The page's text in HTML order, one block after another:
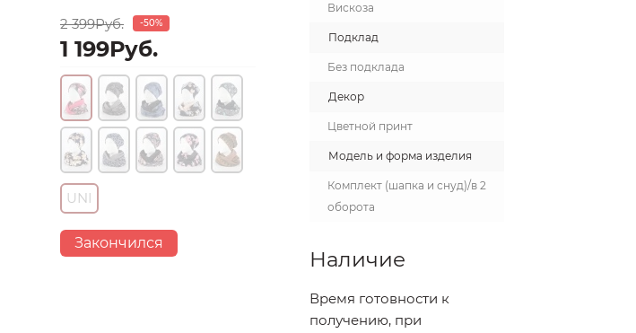
2 399Руб. -50%
1 199Руб.
UNI
Закончился
Вискоза
Подклад
Без подклада
Декор
Цветной принт
Модель и форма изделия
Комплект (шапка и снуд)/в 2
оборота
Наличие
Время готовности к
получению, при